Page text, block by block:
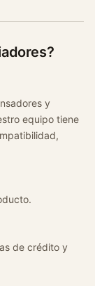
y
equipo tiene
de crédito y